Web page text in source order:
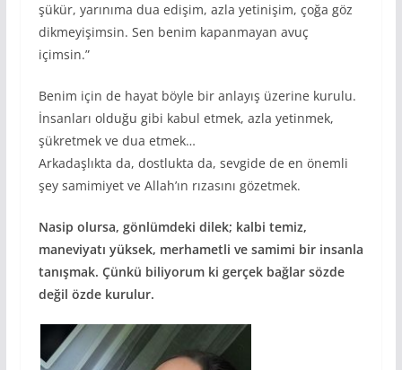
şükür, yarınıma dua edişim, azla yetinişim, çoğa göz
dikmeyişimsin. Sen benim kapanmayan avuç
içimsin.”
Benim için de hayat böyle bir anlayış üzerine kurulu.
İnsanları olduğu gibi kabul etmek, azla yetinmek,
şükretmek ve dua etmek…
Arkadaşlıkta da, dostlukta da, sevgide de en önemli
şey samimiyet ve Allah’ın rızasını gözetmek.
Nasip olursa, gönlümdeki dilek; kalbi temiz,
maneviyatı yüksek, merhametli ve samimi bir insanla
tanışmak. Çünkü biliyorum ki gerçek bağlar sözde
değil özde kurulur.